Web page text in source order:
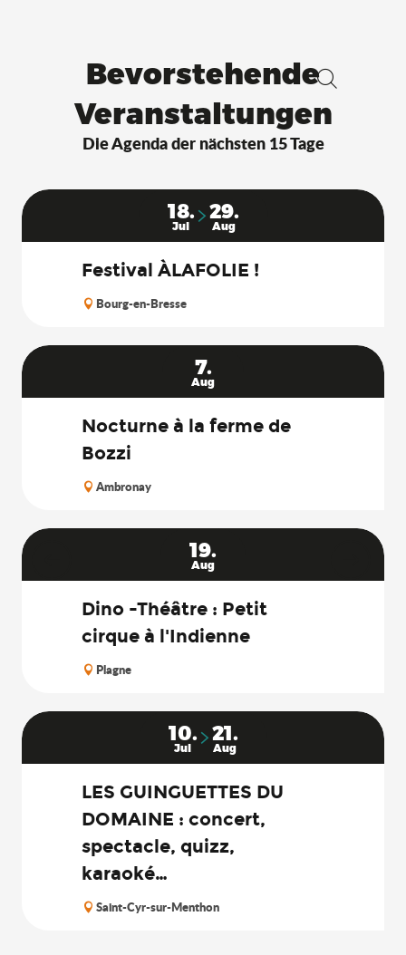
Suche
Bevorstehende
Veranstaltungen
Die Agenda der nächsten 15 Tage
18.
Jul
29.
Aug
Festival ÀLAFOLIE !
Bourg-en-Bresse
7.
Aug
Nocturne à la ferme de
Bozzi
Ambronay
19.
Aug
Dino -Théâtre : Petit
cirque à l'Indienne
Plagne
10.
Jul
21.
Aug
LES GUINGUETTES DU
DOMAINE : concert,
spectacle, quizz,
karaoké…
Saint-Cyr-sur-Menthon